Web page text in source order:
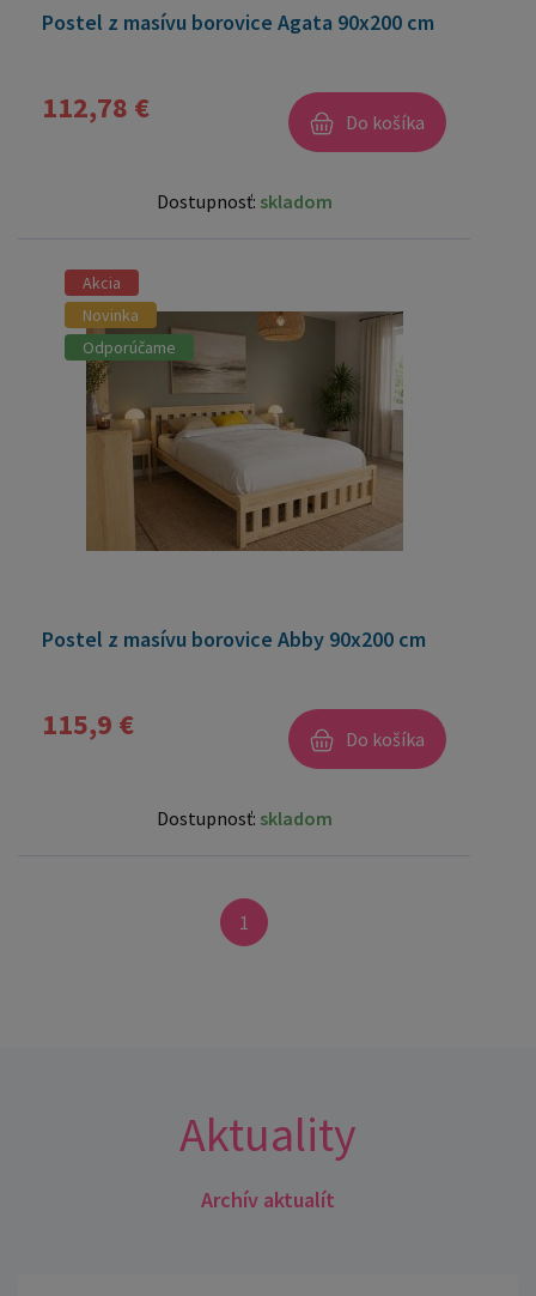
Postel z masívu borovice Agata 90x200 cm
112,78 € Do košíka
Dostupnosť: skladom
Akcia
Novinka
Odporúčame
Postel z masívu borovice Abby 90x200 cm
115,9 € Do košíka
Dostupnosť: skladom
1
Aktuality
Archív aktualít